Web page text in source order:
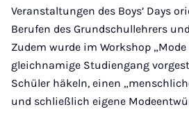
Veranstaltungen des Boys’ Days
Berufen des Grundschullehrers
Zudem wurde im Workshop „Mode
gleichnamige Studiengang
Schüler häkeln, einen
und schließlich eigene